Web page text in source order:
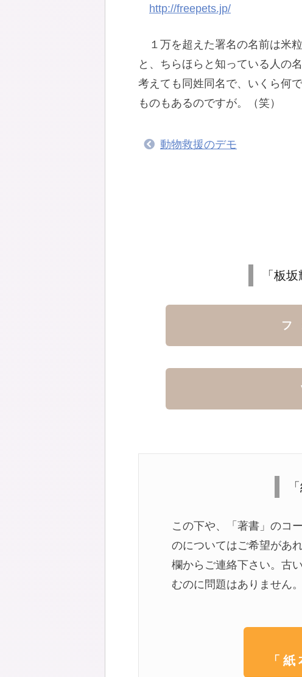
http://freepets.jp/
１万を超えた署名の名前は米
と、ちらほらと知っている人の
考えても同姓同名で、いくら何
ものもあるのですが。（笑）
動物救援のデモ
「板
この下や、「著書」のコ
のについてはご希望があ
欄からご連絡下さい。古
むのに問題はありません。
「